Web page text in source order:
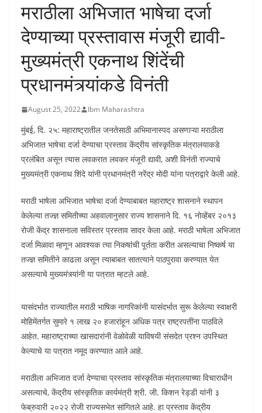
मराठीला अभिजात भाषेचा दर्जा
देण्याच्या प्रस्तावास मंजूरी द्यावी-
मुख्यमंत्री एकनाथ शिंदेंची
प्रधानमंत्र्यांकडे विनंती
August 25, 2022 Ibm Maharashtra
मुंबई, दि. २५: महाराष्ट्रातील जनतेसाठी अभिमानास्पद असणाऱ्या मराठीला
अभिजात भाषेचा दर्जा देण्याचा प्रस्ताव केंद्रीय सांस्कृतिक मंत्रालयाकडे
प्रलंबित असून त्यास लवकरात लवकर मंजूरी द्यावी, अशी विनंती राज्याचे
मुख्यमंत्री एकनाथ शिंदे यांनी प्रधानमंत्री नरेंद्र मोदी यांना पत्राद्वारे केली आहे.
मराठी भाषेला अभिजात भाषेचा दर्जा देण्याबाबत महाराष्ट्र शासनाने स्थापन
केलेल्या तज्ज्ञ समितीच्या अहवालानुसार राज्य शासनाने दि. १६ नोव्हेंबर २०१३
रोजी केंद्र शासनाला सविस्तर प्रस्ताव सादर केला आहे. मराठी भाषेला अभिजात
दर्जा मिळावा म्हणून आवश्यक त्या निकषांची पूर्तता करीत असल्याचा निष्कर्ष या
तज्ज्ञ समितीने काढला असून त्याबाबत सातत्याने पाठपुरावा करण्यात येत
असल्याचे मुख्यमंत्र्यांनी या पत्रात म्हटले आहे.
यासंदर्भात राज्यातील मराठी भाषिक नागरिकांनी यासंदर्भात सुरू केलेल्या स्वाक्षरी
मोहिमेंतर्गत सुमारे १ लाख २० हजारांहून अधिक पत्र राष्ट्रपतींना पाठविले
आहेत. महाराष्ट्राच्या खासदारांनी वेळोवेळी याविषयी संसदेत प्रश्न उपस्थित
केल्याचे या पत्रात नमूद करण्यात आले आहे.
मराठीला अभिजात दर्जा देण्याचा प्रस्ताव सांस्कृतिक मंत्रालयाच्या विचाराधीन
असल्याचे, केंद्रीय सांस्कृतिक कार्यमंत्री श्री. जी. किशन रेड्डी यांनी ३
फेब्रुवारी २०२२ रोजी राज्यसभेत सांगितले आहे. हा प्रस्ताव केंद्रीय